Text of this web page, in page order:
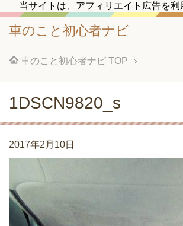
当サイトは、アフィリエイト広告を利
車のこと初心者ナビ
車のこと初心者ナビ TOP
1DSCN9820_s
2017年2月10日